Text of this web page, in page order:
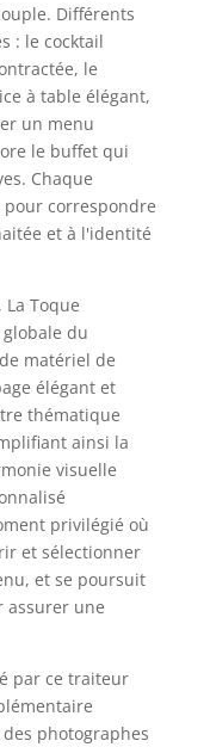
Différents
: le cocktail
le
à table élégant,
un menu
le buffet qui
Chaque
correspondre
et à l'identité
Toque
du
matériel de
élégant et
thématique
ainsi la
visuelle
privilégié où
et sélectionner
et se poursuit
assurer une
par ce traiteur
photographes